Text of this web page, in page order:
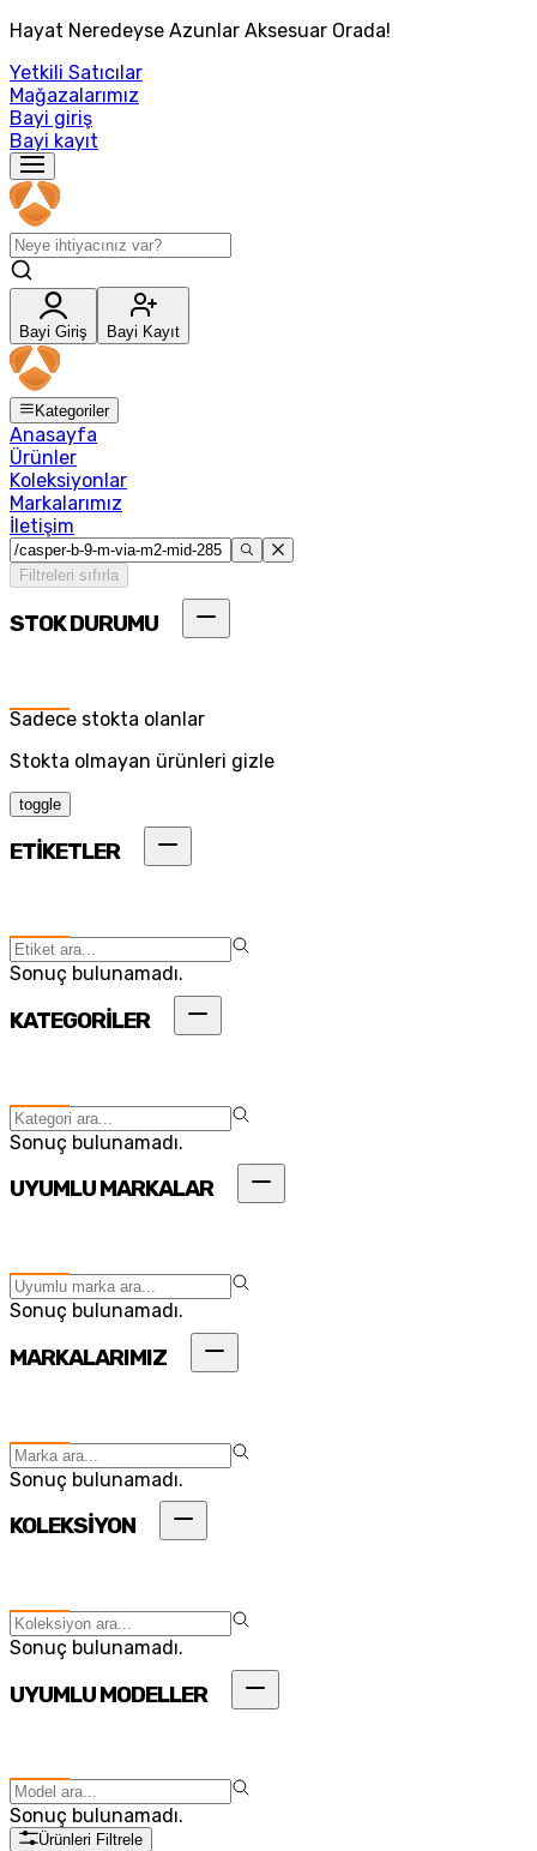
Hayat Neredeyse Azunlar Aksesuar Orada!
Yetkili Satıcılar
Mağazalarımız
Bayi giriş
Bayi kayıt
Bayi Giriş Bayi Kayıt
Kategoriler
Anasayfa
Ürünler
Koleksiyonlar
Markalarımız
İletişim
Filtreleri sıfırla
STOK DURUMU
Sadece stokta olanlar
Stokta olmayan ürünleri gizle
toggle
ETİKETLER
Sonuç bulunamadı.
KATEGORİLER
Sonuç bulunamadı.
UYUMLU MARKALAR
Sonuç bulunamadı.
MARKALARIMIZ
Sonuç bulunamadı.
KOLEKSİYON
Sonuç bulunamadı.
UYUMLU MODELLER
Sonuç bulunamadı.
Ürünleri Filtrele